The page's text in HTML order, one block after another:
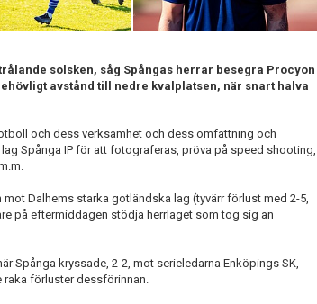
solsken, såg Spångas herrar besegra Procyon
avstånd till nedre kvalplatsen, när snart halva
och dess verksamhet och dess omfattning och
Spånga IP för att fotograferas, pröva på speed shooting,
Dalhems starka gotländska lag (tyvärr förlust med 2-5,
på eftermiddagen stödja herrlaget som tog sig an
Spånga kryssade, 2-2, mot serieledarna Enköpings SK,
raka förluster dessförinnan.